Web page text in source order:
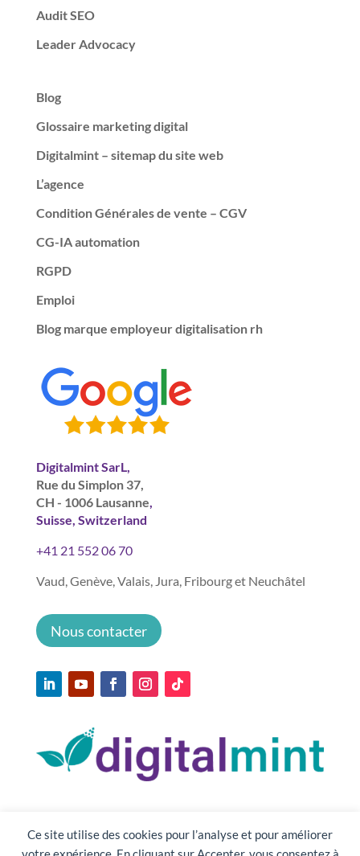
Ce site utilise des cookies pour l’analyse et pour améliorer
Audit SEO
Leader Advocacy
Blog
Glossaire marketing digital
Digitalmint – sitemap du site web
L’agence
Condition Générales de vente – CGV
CG-IA automation
RGPD
Emploi
Blog marque employeur digitalisation rh
Digitalmint SarL,
Rue du Simplon 37,
CH - 1006 Lausanne,
Suisse, Switzerland
+41 21 552 06 70
Vaud, Genève, Valais, Jura, Fribourg et Neuchâtel
Nous contacter